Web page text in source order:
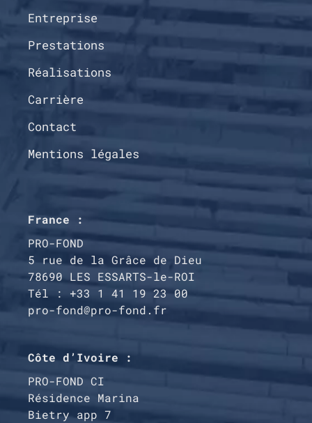
Entreprise
Prestations
Réalisations
Carrière
Contact
Mentions légales
France :
PRO-FOND
5 rue de la Grâce de Dieu
78690 LES ESSARTS-le-ROI
Tél : +33 1 41 19 23 00
pro-fond@pro-fond.fr
Côte d’Ivoire :
PRO-FOND CI
Résidence Marina
Bietry app 7